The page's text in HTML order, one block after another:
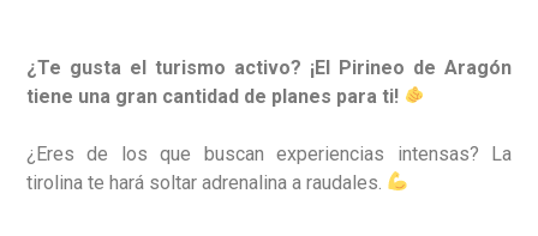
¿Te gusta el turismo activo? ¡El Pirineo de Aragón
tiene una gran cantidad de planes para ti!
¿Eres de los que buscan experiencias intensas? La
tirolina te hará soltar adrenalina a raudales.